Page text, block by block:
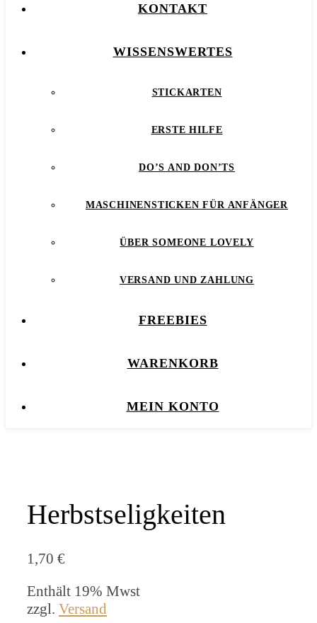
KONTAKT
WISSENSWERTES
STICKARTEN
ERSTE HILFE
DO’S AND DON’TS
MASCHINENSTICKEN FÜR ANFÄNGER
ÜBER SOMEONE LOVELY
VERSAND UND ZAHLUNG
FREEBIES
WARENKORB
MEIN KONTO
Herbstseligkeiten
1,70 €
Enthält 19% Mwst
zzgl. Versand